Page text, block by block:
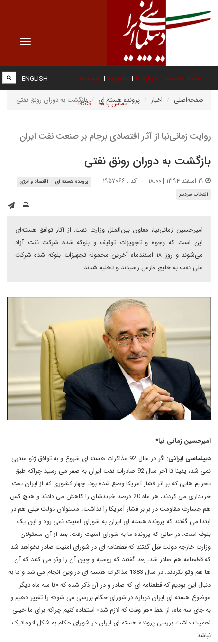
Toggle
صفحه نخست درباره ما عضویت پیوند ها
تماس با ما RSS
ENGLISH
صفحه‌اصلی اخبار پرونده هسته ای بازگشت به دوران رونق نفتی
روایت زمانی‌نیا از آثار اقتصادی برجام بر صنعت نفت ایران
بازگشت به دوران رونق نفتی
کد : ۱۹۵۷۰۶۶ پرونده هسته ای
اقتصاد و انرژی
انتخاب سردبیر
امیرحسین زمانی‌نیا، معاون بین‌الملل وزارت نفت: از آثار توافق هسته‌ای
این است که وجوه و تجهیزات توقیف و بلوکه شده شرکت نفت آزاد
می‌شوند و روز ۱۸ اسفندماه آخرین محموله تجهیزات بلوکه شده شرکت
ملی نفت به خلیج فارس رسیدند و تخلیه شدند.
امیرحسین زمانی نیا*
دیپلماسی ایرانی:
اگر در سال 92 مذاکرات هسته ای شروع و به توافق ژنو منتهی
نمی شد، یقینا تا آخر سال 92 صادرات نفت ایران به صفر می رسید چراکه طبق
تحریم هایی که بر اثر فشار آمریکا وضع شده بود، چهار کشوری که از ایران نفت
خریداری می کردند، هر ماه 20 درصد خریدشان را کاهش می دادند و هیچ کس
هم جسارت مقاومت در برابر فشار آمریکا را نداشت. مسئولان دولت قبلی هم در
ابتدا می گفتند که پرونده هسته ای ایران به شورای امنیت نمی رود و این یک
بلوف است، در حالی که پرونده ما به شورای امنیت رفت. بعد از آن مسئولان
وزارت خارجه دولت قبل گفتند که قطعنامه ای در شورای امنیت صادر نخواهد شد
که قطعنامه هم صادر شد، بعد گفتند که روسیه و چین آن را وتو می کنند که آن
ها هم وتو نکردند. در سال 1383 مذاکرات هسته ای در وین انجام می شد و ما به
دنبال این بودیم که قطعنامه ای که صادر و در آن ذکر شده که «تا سه ماه دیگر
موضوع هسته ای ایران دوباره در شورای حکام بررسی می شود» را تغییر دهیم و
به جای سه ماه، از لفظ «هر وقت که لازم شد» استفاده کنیم چراکه برای ما خیلی
اهمیت داشت بررسی پرونده هسته ای ایران در شورای حکام به شکل اتوماتیک
نباشد.